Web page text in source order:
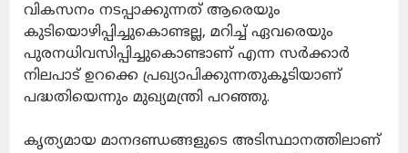
വികസനം നടപ്പാക്കുന്നത് ആരെയും
കുടിയൊഴിപ്പിച്ചുകൊണ്ടല്ല, മറിച്ച് ഏവരെയും
പുരനധിവസിപ്പിച്ചുകൊണ്ടാണ് എന്ന സര്‍ക്കാര്‍
നിലപാട് ഉറക്കെ പ്രഖ്യാപിക്കുന്നതുകൂടിയാണ്
പദ്ധതിയെന്നും മുഖ്യമന്ത്രി പറഞ്ഞു.
കൃത്യമായ മാനദണ്ഡങ്ങളുടെ അടിസ്ഥാനത്തിലാണ്